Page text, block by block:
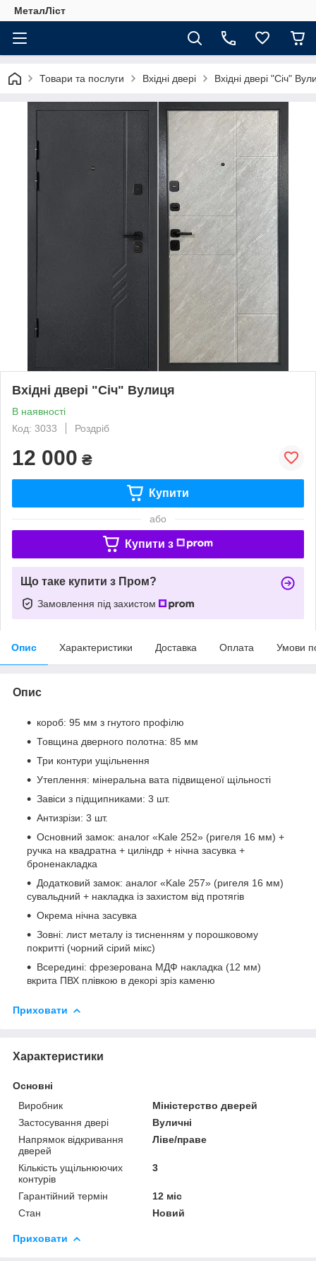
МеталЛіст
Товари та послуги Вхідні двері Вхідні двері "Січ"
Вхідні двері "Січ" Вулиця
В наявності
Код: 3033
Роздріб
12 000 ₴
Купити
або
Купити з
Що таке купити з Пром?
Замовлення під захистом
Опис Характеристики Доставка Оплата Умови
Опис
короб: 95 мм з гнутого профілю
Товщина дверного полотна: 85 мм
Три контури ущільнення
Утеплення: мінеральна вата підвищеної щільності
Завіси з підщипниками: 3 шт.
Антизрізи: 3 шт.
Основний замок: аналог «Kale 252» (ригеля 16 мм) +
ручка на квадратна + циліндр + нічна засувка +
броненакладка
Додатковий замок: аналог «Kale 257» (ригеля 16 мм)
сувальдний + накладка із захистом від протягів
Окрема нічна засувка
Зовні: лист металу із тисненням у порошковому
покритті (чорний сірий мікс)
Всередині: фрезерована МДФ накладка (12 мм)
вкрита ПВХ плівкою в декорі зріз каменю
Приховати
Характеристики
Основні
Виробник
Міністерство дверей
Застосування двері
Вуличні
Напрямок відкривання
дверей
Ліве/праве
Кількість ущільнюючих
контурів
3
Гарантійний термін
12 міс
Стан
Новий
Приховати